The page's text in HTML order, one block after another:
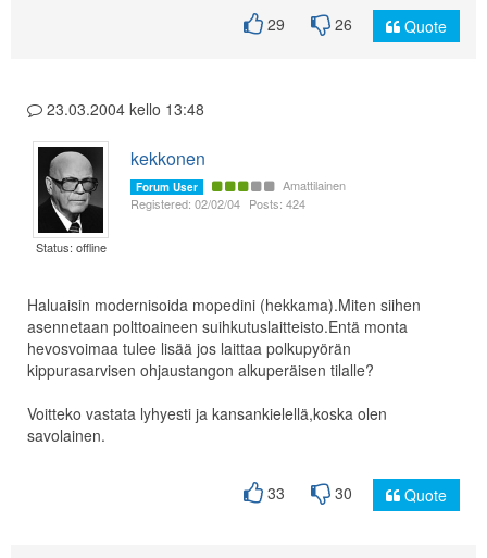
29 26 Quote
23.03.2004 kello 13:48
Status: offline
kekkonen
Forum User
Amattilainen
Registered: 02/02/04 Posts: 424
Haluaisin modernisoida mopedini (hekkama).Miten siihen
asennetaan polttoaineen suihkutuslaitteisto.Entä monta
hevosvoimaa tulee lisää jos laittaa polkupyörän
kippurasarvisen ohjaustangon alkuperäisen tilalle?
Voitteko vastata lyhyesti ja kansankielellä,koska olen
savolainen.
33 30 Quote